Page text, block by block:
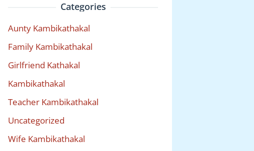
Categories
Aunty Kambikathakal
Family Kambikathakal
Girlfriend Kathakal
Kambikathakal
Teacher Kambikathakal
Uncategorized
Wife Kambikathakal